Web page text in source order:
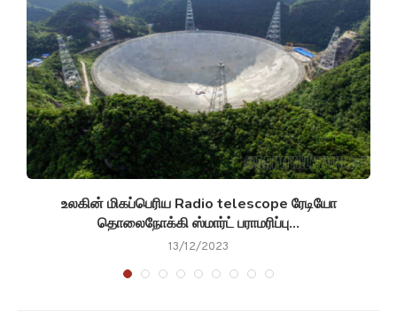
உலகின் மிகப்பெரிய Radio telescope ரேடியோ
தொலைநோக்கி ஸ்மார்ட் பராமரிப்பு...
13/12/2023